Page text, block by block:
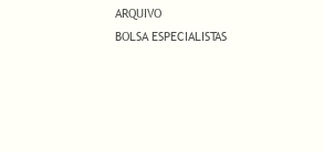
ARQUIVO
BOLSA ESPECIALISTAS